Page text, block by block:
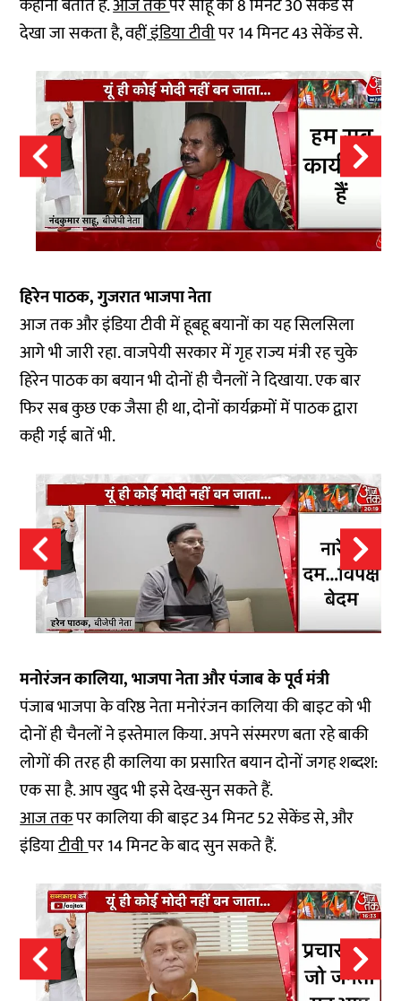
कहानी बताते हैं.आज तकपर साहू को 8 मिनट 30 सेकेंड से
देखा जा सकता है, वहींइंडिया टीवीपर 14 मिनट 43 सेकेंड से.
हिरेन पाठक, गुजरात भाजपा नेता
आज तक और इंडिया टीवी में हूबहू बयानों का यह सिलसिला
आगे भी जारी रहा. वाजपेयी सरकार में गृह राज्य मंत्री रह चुके
हिरेन पाठक का बयान भी दोनों ही चैनलों ने दिखाया. एक बार
फिर सब कुछ एक जैसा ही था, दोनों कार्यक्रमों में पाठक द्वारा
कही गई बातें भी.
मनोरंजन कालिया, भाजपा नेता और पंजाब के पूर्व मंत्री
पंजाब भाजपा के वरिष्ठ नेता मनोरंजन कालिया की बाइट को भी
दोनों ही चैनलों ने इस्तेमाल किया. अपने संस्मरण बता रहे बाकी
लोगों की तरह ही कालिया का प्रसारित बयान दोनों जगह शब्दश:
एक सा है. आप खुद भी इसे देख-सुन सकते हैं.
आज तकपर कालिया की बाइट 34 मिनट 52 सेकेंड से, और
इंडियाटीवीपर 14 मिनट के बाद सुन सकते हैं.